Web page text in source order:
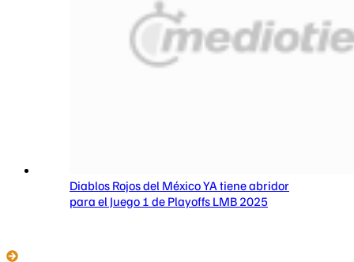
Diablos Rojos del México YA tiene abridor
para el Juego 1 de Playoffs LMB 2025